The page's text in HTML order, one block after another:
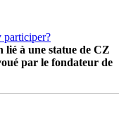
lié à une statue de CZ
par le fondateur de